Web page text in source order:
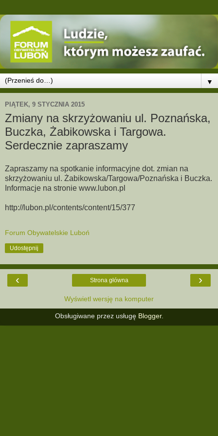
▼
PIĄTEK, 9 STYCZNIA 2015
Zmiany na skrzyżowaniu ul. Poznańska,
Buczka, Żabikowska i Targowa.
Serdecznie zapraszamy
Zapraszamy na spotkanie informacyjne dot. zmian na
skrzyżowaniu ul. Żabikowska/Targowa/Poznańska i Buczka.
Informacje na stronie www.lubon.pl
http://lubon.pl/contents/content/15/377
Forum Obywatelskie Luboń
Udostępnij
‹ ›
Strona główna
Wyświetl wersję na komputer
Obsługiwane przez usługę Blogger.